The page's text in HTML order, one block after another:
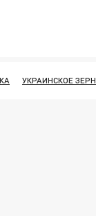
УКРАИНСКОЕ